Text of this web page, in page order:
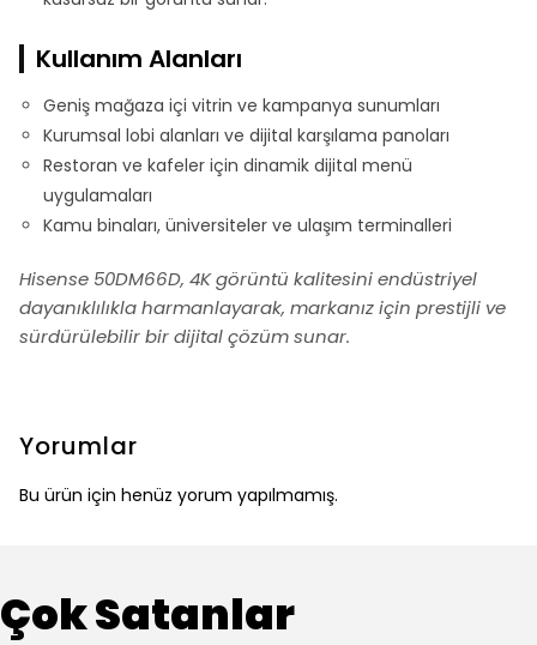
Kullanım Alanları
Geniş mağaza içi vitrin ve kampanya sunumları
Kurumsal lobi alanları ve dijital karşılama panoları
Restoran ve kafeler için dinamik dijital menü
uygulamaları
Kamu binaları, üniversiteler ve ulaşım terminalleri
Hisense 50DM66D, 4K görüntü kalitesini endüstriyel
dayanıklılıkla harmanlayarak, markanız için prestijli ve
sürdürülebilir bir dijital çözüm sunar.
Yorumlar
Bu ürün için henüz yorum yapılmamış.
Çok Satanlar